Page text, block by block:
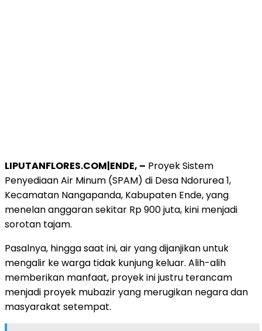
LIPUTANFLORES.COM|ENDE, – Proyek Sistem
Penyediaan Air Minum (SPAM) di Desa Ndorurea 1,
Kecamatan Nangapanda, Kabupaten Ende, yang
menelan anggaran sekitar Rp 900 juta, kini menjadi
sorotan tajam.
Pasalnya, hingga saat ini, air yang dijanjikan untuk
mengalir ke warga tidak kunjung keluar. Alih-alih
memberikan manfaat, proyek ini justru terancam
menjadi proyek mubazir yang merugikan negara dan
masyarakat setempat.